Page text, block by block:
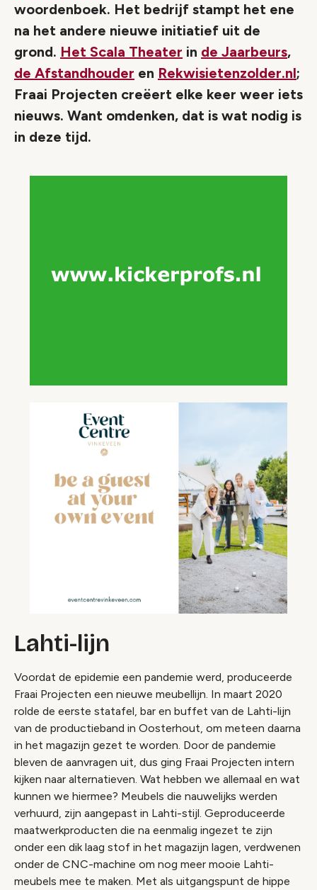
woordenboek. Het bedrijf stampt het ene
na het andere nieuwe initiatief uit de
grond. Het Scala Theater in de Jaarbeurs,
de Afstandhouder en Rekwisietenzolder.nl;
Fraai Projecten creëert elke keer weer iets
nieuws. Want omdenken, dat is wat nodig is
in deze tijd.
Lahti-lijn
Voordat de epidemie een pandemie werd, produceerde
Fraai Projecten een nieuwe meubellijn. In maart 2020
rolde de eerste statafel, bar en buffet van de Lahti-lijn
van de productieband in Oosterhout, om meteen daarna
in het magazijn gezet te worden. Door de pandemie
bleven de aanvragen uit, dus ging Fraai Projecten intern
kijken naar alternatieven. Wat hebben we allemaal en wat
kunnen we hiermee? Meubels die nauwelijks werden
verhuurd, zijn aangepast in Lahti-stijl. Geproduceerde
maatwerkproducten die na eenmalig ingezet te zijn
onder een dik laag stof in het magazijn lagen, verdwenen
onder de CNC-machine om nog meer mooie Lahti-
meubels mee te maken. Met als uitgangspunt de hippe